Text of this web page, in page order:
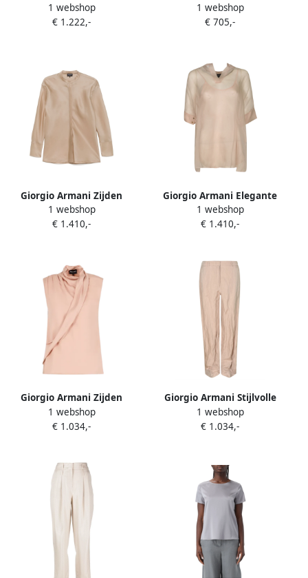
Neck Shirt met Sjaal
Detailing Beige Dames
1 webshop
€ 1.222,-
Neck Shirt Beige Dames
1 webshop
€ 705,-
Giorgio Armani Zijden
Taffeta Overhemd met
Bandkraag Beige Dames
1 webshop
€ 1.410,-
Giorgio Armani Elegante
Overhemden Collectie
Beige Dames
1 webshop
€ 1.410,-
Giorgio Armani Zijden
Georgette Gedrapeerde Top
Beige Dames
1 webshop
€ 1.034,-
Giorgio Armani Stijlvolle
Zwarte Broek Beige Dames
1 webshop
€ 1.034,-